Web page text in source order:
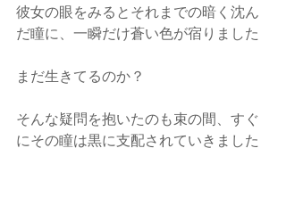
彼女の眼をみるとそれまでの暗く沈ん
だ瞳に、一瞬だけ蒼い色が宿りました
まだ生きてるのか？
そんな疑問を抱いたのも束の間、すぐ
にその瞳は黒に支配されていきました